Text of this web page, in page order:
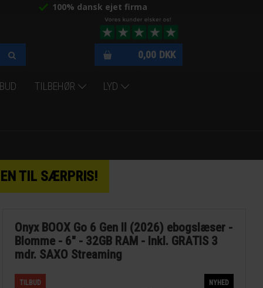
100% dansk ejet firma
0,00 DKK
TILBEHØR LYD
TIL SÆRPRIS!
Onyx BOOX Go 6 Gen II (2026) ebogslæser -
Blomme - 6" - 32GB RAM - Inkl. GRATIS 3
mdr. SAXO Streaming
TILBUD NYHED